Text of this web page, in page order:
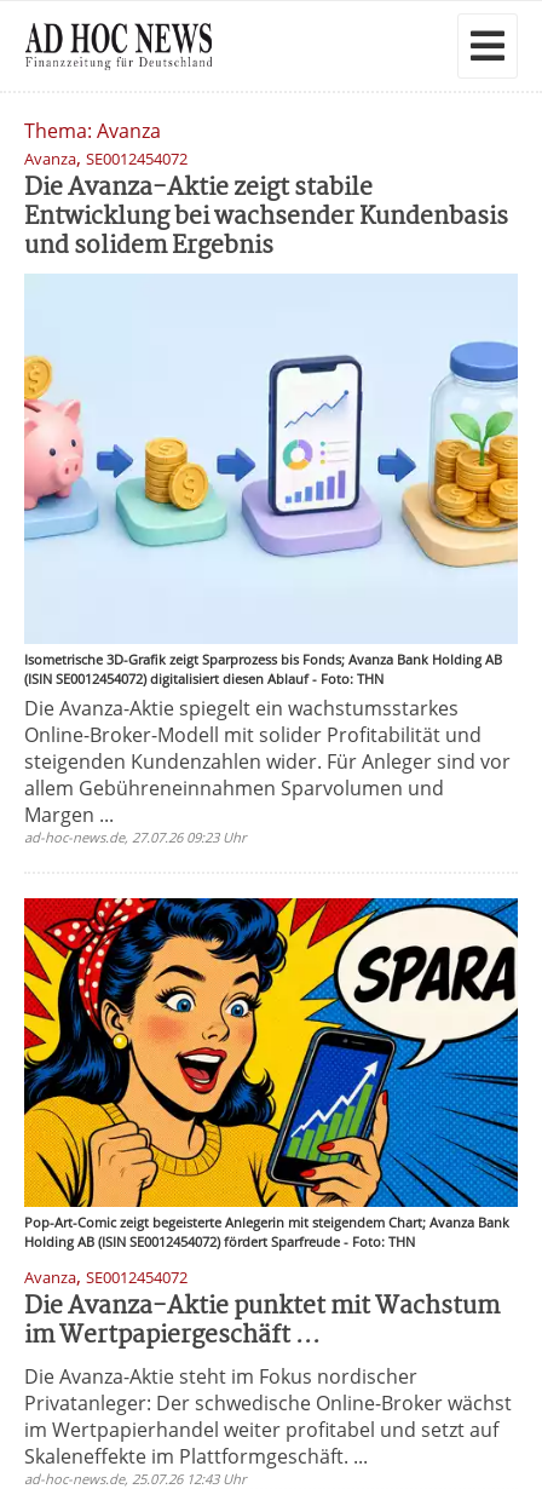
Thema: Avanza
Avanza, SE0012454072
Die Avanza-Aktie zeigt stabile
Entwicklung bei wachsender Kundenbasis
und solidem Ergebnis
Isometrische 3D-Grafik zeigt Sparprozess bis Fonds; Avanza Bank Holding AB
(ISIN SE0012454072) digitalisiert diesen Ablauf - Foto: THN
Die Avanza-Aktie spiegelt ein wachstumsstarkes
Online-Broker-Modell mit solider Profitabilität und
steigenden Kundenzahlen wider. Für Anleger sind vor
allem Gebühreneinnahmen Sparvolumen und
Margen ...
ad-hoc-news.de, 27.07.26 09:23 Uhr
Pop-Art-Comic zeigt begeisterte Anlegerin mit steigendem Chart; Avanza Bank
Holding AB (ISIN SE0012454072) fördert Sparfreude - Foto: THN
Avanza, SE0012454072
Die Avanza-Aktie punktet mit Wachstum
im Wertpapiergeschäft ...
Die Avanza-Aktie steht im Fokus nordischer
Privatanleger: Der schwedische Online-Broker wächst
im Wertpapierhandel weiter profitabel und setzt auf
Skaleneffekte im Plattformgeschäft. ...
ad-hoc-news.de, 25.07.26 12:43 Uhr